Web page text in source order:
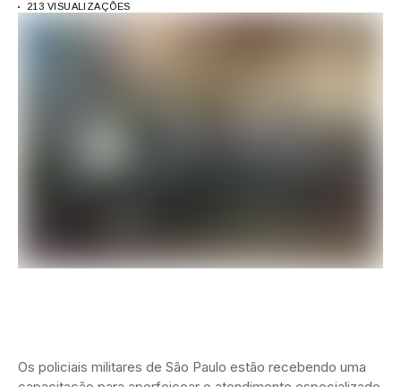
213 VISUALIZAÇÕES
Os policiais militares de São Paulo estão recebendo uma